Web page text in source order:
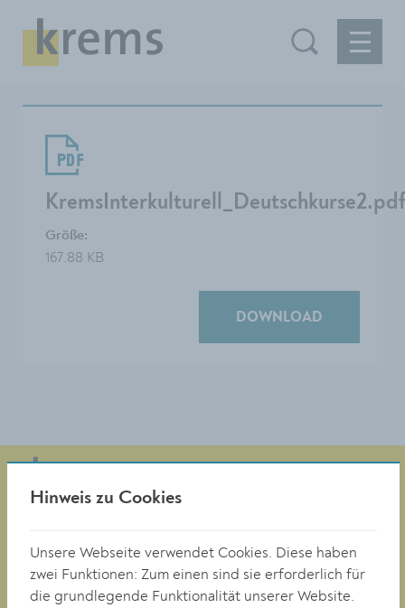
KremsInterkulturell_Deutschkurse2.pdf
Größe:
167.88 KB
DOWNLOAD
Obere Landstraße 4
Hinweis zu Cookies
Unsere Webseite verwendet Cookies. Diese haben
zwei Funktionen: Zum einen sind sie erforderlich für
die grundlegende Funktionalität unserer Website.